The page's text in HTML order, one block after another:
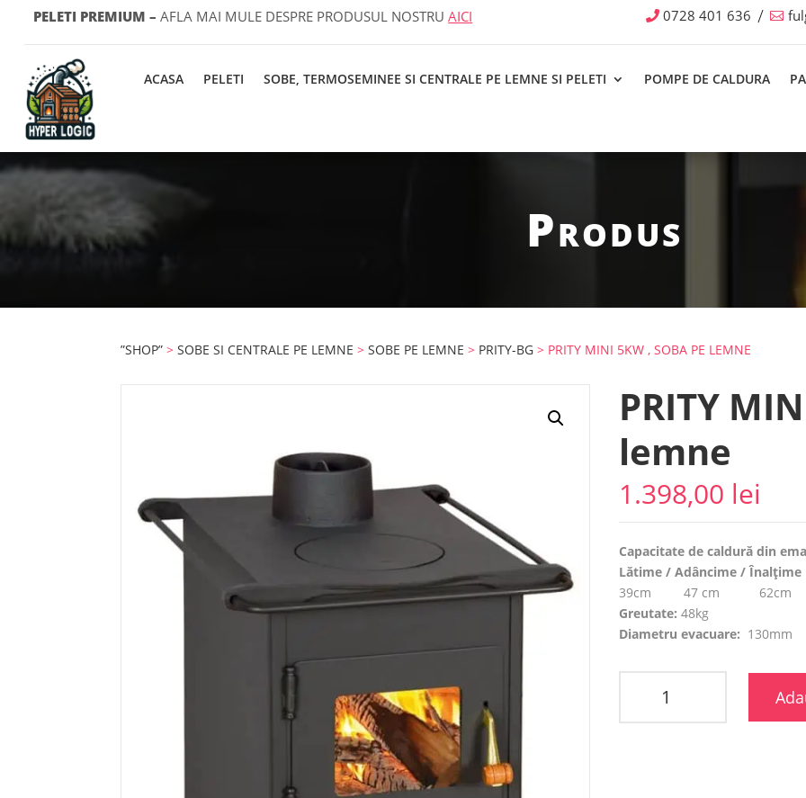
PELETI PREMIUM– AFLA MAI MULE DESPRE PRODUSUL NOSTRUAICI 0728 401 636
ACASA PELETI SOBE, TERMOSEMINEE SI CENTRALE PE LEMNE SI PELETI POMPE DE CALDURA
Produs
”SHOP” >SOBE SI CENTRALE PE LEMNE >SOBE PE LEMNE > PRITY-BG > PRITY MINI 5KW , SOBA PE LEMNE
PRITY
lemne
1.398,00 lei
Capacitate de caldură din
Lătime / Adâncime / Înalțime
39cm 47 cm 62cm
Greutate: 48kg
Diametru evacuare: 130mm